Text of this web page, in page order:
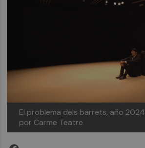
El problema dels barrets, año 2024
por Carme Teatre